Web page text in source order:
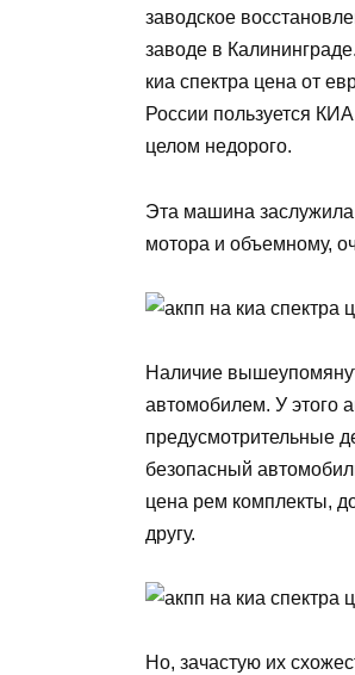
заводское
заводе в
киа спектра цена от
России пользуется
целом недорого.
Эта машина
мотора и объемному,
Наличие
автомобилем. У этого
предусмотрительные
безопасный
цена рем комплекты,
другу.
Но, зачастую их